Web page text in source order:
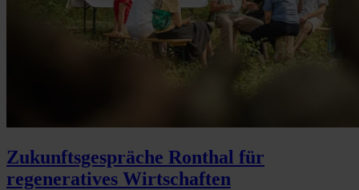
Zukunftsgespräche Ronthal für
regeneratives Wirtschaften